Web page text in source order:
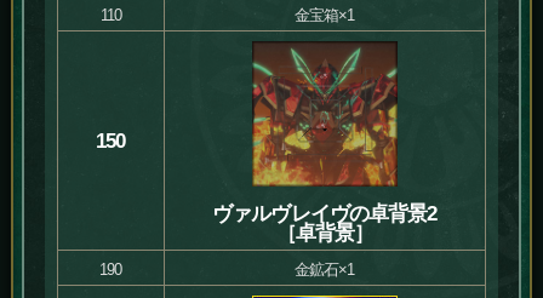
110 金宝箱×1
150
ヴァルヴレイヴの卓背景2
［卓背景］
190 金鉱石×1